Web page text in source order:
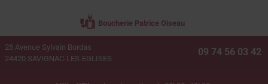
25 Avenue Sylvain Bordas
24420 SAVIGNAC-LES-EGLISES
09 74 56 03 42
Boucherie Patrice Oiseau